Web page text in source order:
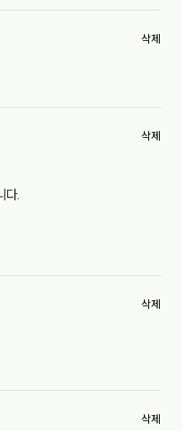
삭제
삭제
다.
삭제
삭제